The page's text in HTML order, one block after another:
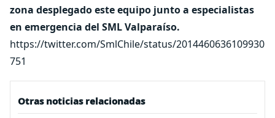
zona desplegado este equipo junto a especialistas
en emergencia del SML Valparaíso.
https://twitter.com/SmlChile/status/2014460636109930
751
Otras noticias relacionadas